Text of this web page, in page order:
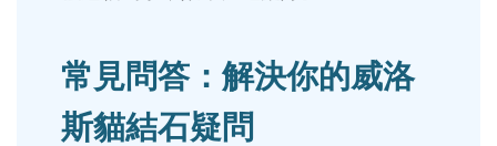
常見問答：解決你的威洛
斯貓結石疑問